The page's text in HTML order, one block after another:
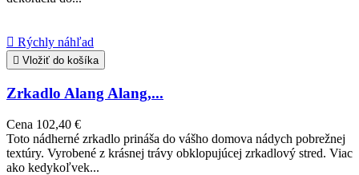
 Rýchly náhľad
 Vložiť do košíka
Zrkadlo Alang Alang,...
Cena 102,40 €
Toto nádherné zrkadlo prináša do vášho domova nádych pobrežnej
textúry. Vyrobené z krásnej trávy obklopujúcej zrkadlový stred. Viac
ako kedykoľvek...